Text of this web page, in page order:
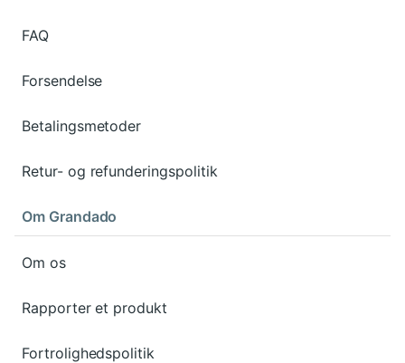
FAQ
Forsendelse
Betalingsmetoder
Retur- og refunderingspolitik
Om Grandado
Om os
Rapporter et produkt
Fortrolighedspolitik